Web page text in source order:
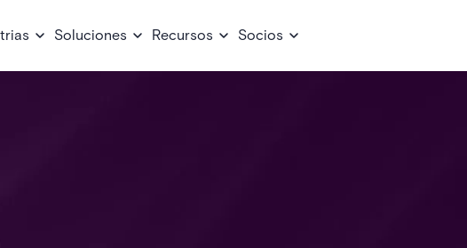
Soluciones Recursos Socios